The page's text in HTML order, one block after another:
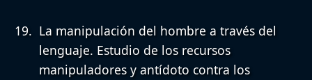
La manipulación del hombre a través del
lenguaje. Estudio de los recursos
manipuladores y antídoto contra los